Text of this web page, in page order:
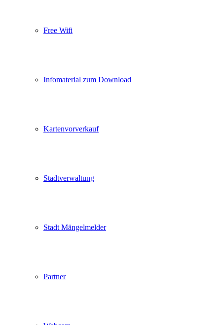
Free Wifi
Infomaterial zum Download
Kartenvorverkauf
Stadtverwaltung
Stadt Mängelmelder
Partner